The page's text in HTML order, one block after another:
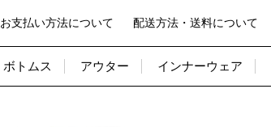
お支払い方法について 配送方法・送料について
ボトムス アウター インナーウェア